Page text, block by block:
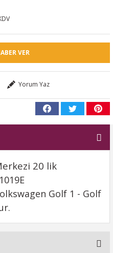
VER
Yorum Yaz
20 lik
Golf 1 - Golf